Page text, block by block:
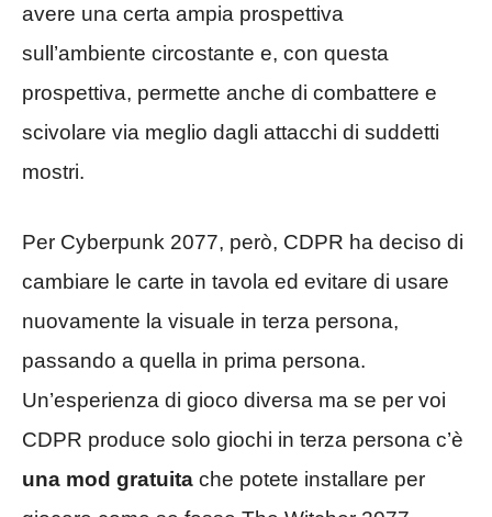
avere una certa ampia prospettiva
sull’ambiente circostante e, con questa
prospettiva, permette anche di combattere e
scivolare via meglio dagli attacchi di suddetti
mostri.
Per Cyberpunk 2077, però, CDPR ha deciso di
cambiare le carte in tavola ed evitare di usare
nuovamente la visuale in terza persona,
passando a quella in prima persona.
Un’esperienza di gioco diversa ma se per voi
CDPR produce solo giochi in terza persona c’è
una mod gratuita che potete installare per